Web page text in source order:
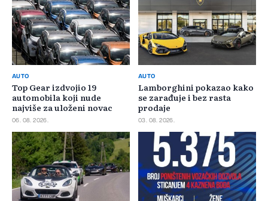
AUTO
Top Gear izdvojio 19
automobila koji nude
najviše za uloženi novac
06. 08. 2026.
AUTO
Lamborghini pokazao kako
se zarađuje i bez rasta
prodaje
03. 08. 2026.